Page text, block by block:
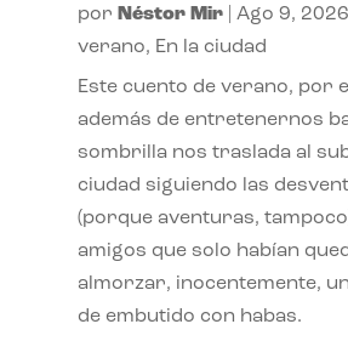
por Néstor Mir| Ago 9, 2026
verano, En la ciudad
Este cuento de verano, por
además de entretenernos
sombrilla nos traslada al
ciudad siguiendo las
(porque aventuras,
amigos que solo habían
almorzar, inocentemente,
de embutido con habas.